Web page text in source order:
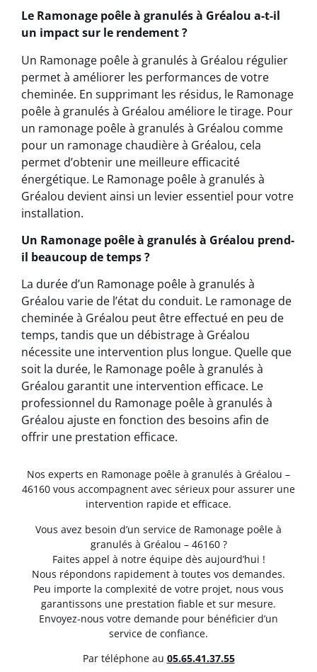
Le Ramonage poêle à granulés à Gréalou a-t-il
un impact sur le rendement ?
Un Ramonage poêle à granulés à Gréalou régulier
permet à améliorer les performances de votre
cheminée. En supprimant les résidus, le Ramonage
poêle à granulés à Gréalou améliore le tirage. Pour
un ramonage poêle à granulés à Gréalou comme
pour un ramonage chaudière à Gréalou, cela
permet d’obtenir une meilleure efficacité
énergétique. Le Ramonage poêle à granulés à
Gréalou devient ainsi un levier essentiel pour votre
installation.
Un Ramonage poêle à granulés à Gréalou prend-
il beaucoup de temps ?
La durée d’un Ramonage poêle à granulés à
Gréalou varie de l’état du conduit. Le ramonage de
cheminée à Gréalou peut être effectué en peu de
temps, tandis que un débistrage à Gréalou
nécessite une intervention plus longue. Quelle que
soit la durée, le Ramonage poêle à granulés à
Gréalou garantit une intervention efficace. Le
professionnel du Ramonage poêle à granulés à
Gréalou ajuste en fonction des besoins afin de
offrir une prestation efficace.
Nos experts en Ramonage poêle à granulés à Gréalou –
46160 vous accompagnent avec sérieux pour assurer une
intervention rapide et efficace.
Vous avez besoin d’un service de Ramonage poêle à
granulés à Gréalou – 46160 ?
Faites appel à notre équipe dès aujourd’hui !
Nous répondons rapidement à toutes vos demandes.
Peu importe la complexité de votre projet, nous vous
garantissons une prestation fiable et sur mesure.
Envoyez-nous votre demande pour bénéficier d’un
service de confiance.
Par téléphone au 05.65.41.37.55